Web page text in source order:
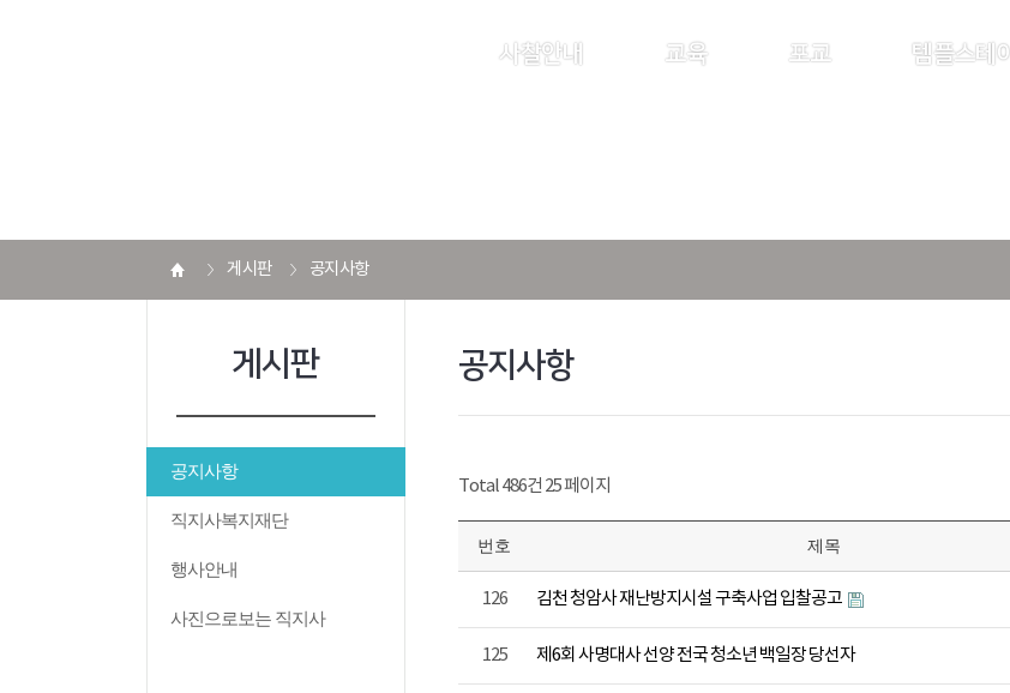
사찰안내 교육 포교 템플스테이
게시판 공지사항
게시판
공지사항
직지사복지재단
행사안내
사진으로보는 직지사
공지사항
Total 486건 25 페이지
번호 제목
126 김천 청암사 재난방지시설 구축사업 입찰공고
125 제6회 사명대사 선양 전국 청소년 백일장 당선자